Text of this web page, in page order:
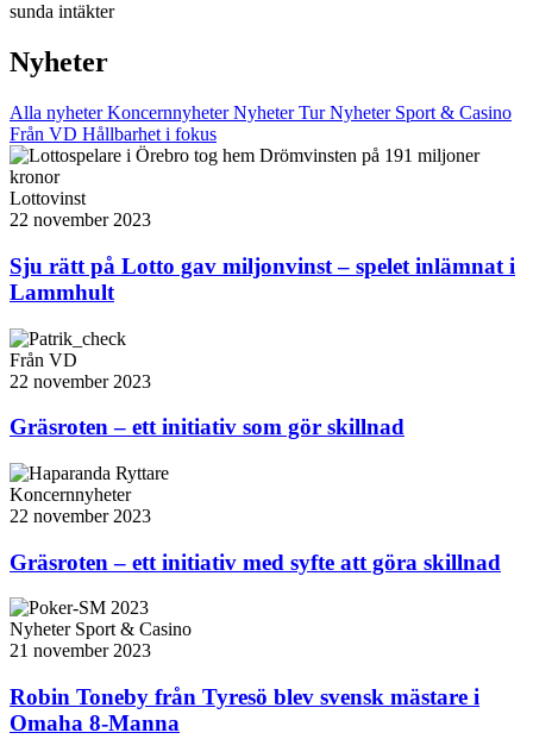
sunda intäkter
Nyheter
Alla nyheter Koncernnyheter Nyheter Tur Nyheter Sport & Casino
Från VD Hållbarhet i fokus
Lottovinst
22 november 2023
Sju rätt på Lotto gav miljonvinst – spelet inlämnat i
Lammhult
Från VD
22 november 2023
Gräsroten – ett initiativ som gör skillnad
Koncernnyheter
22 november 2023
Gräsroten – ett initiativ med syfte att göra skillnad
Nyheter Sport & Casino
21 november 2023
Robin Toneby från Tyresö blev svensk mästare i
Omaha 8-Manna